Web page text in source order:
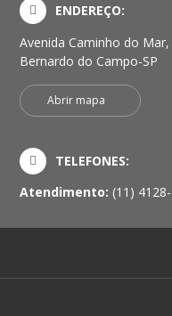
ENDEREÇO:
Avenida Caminho do
Bernardo do Campo-SP
Abrir mapa
TELEFONES:
Atendimento: (11)